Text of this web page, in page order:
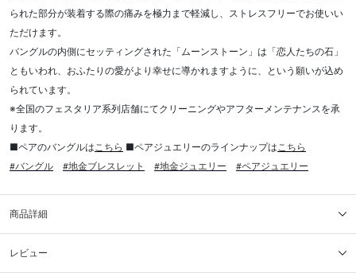
られた部分が装着する際の痛みを極力まで軽減し、ストレスフリーでお使いい
ただけます。
バングルの内側にセッティングされた「ムーンストーン」は「恋人たちの石」
ともいわれ、おふたりの愛がより幸せに導かれますように、という願いが込め
られています。
※全国のフェスタリア系列店舗にてクリーニングやアフターメンテナンスを承
ります。
■ペアのバングルは こちら ■ペアジュエリーのラインナップは こちら
#バングル
#地金ブレスレット #地金ジュエリー #ペアジュエリー
商品詳細
レビュー